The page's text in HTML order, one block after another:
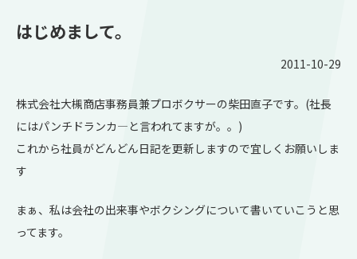
はじめまして。
2011-10-29
株式会社大槻商店事務員兼プロボクサーの柴田直子です。(社長
にはパンチドランカ―と言われてますが。。)
これから社員がどんどん日記を更新しますので宜しくお願いしま
す
まぁ、私は会社の出来事やボクシングについて書いていこうと思
ってます。